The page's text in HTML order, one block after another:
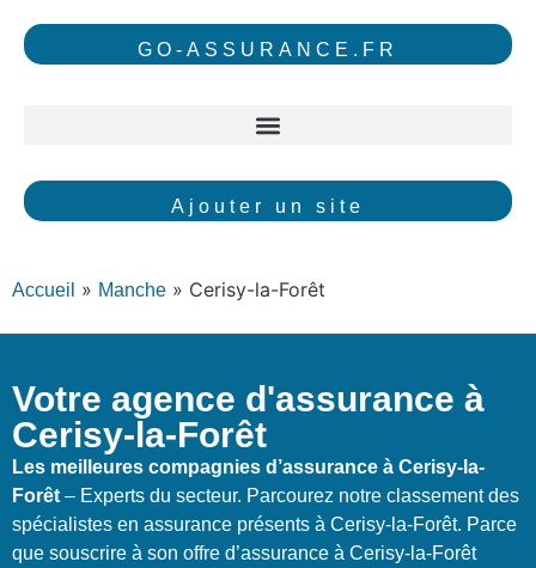
GO-ASSURANCE.FR
Ajouter un site
Accueil » Manche » Cerisy-la-Forêt
Votre agence d'assurance à
Cerisy-la-Forêt
Les meilleures compagnies d’assurance à Cerisy-la-
Forêt – Experts du secteur. Parcourez notre classement des
spécialistes en assurance présents à Cerisy-la-Forêt. Parce
que souscrire à son offre d’assurance à Cerisy-la-Forêt